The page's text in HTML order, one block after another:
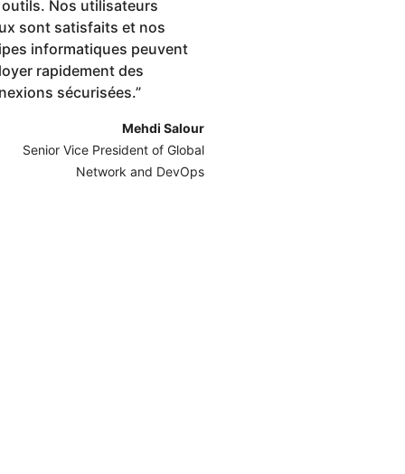
Nos utilisateurs
sont satisfaits et nos
informatiques peuvent
rapidement des
sécurisées.”
Mehdi Salour
Senior Vice President of Global
Network and DevOps